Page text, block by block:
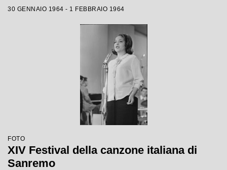
30 GENNAIO 1964 - 1 FEBBRAIO 1964
FOTO
XIV Festival della canzone italiana di
Sanremo